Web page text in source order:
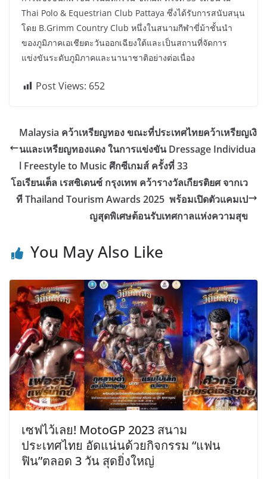
Thai Polo & Equestrian Club Pattaya ซึ่งได้รับการสนับสนุน
โดย B.Grimm Country Club หนึ่งในสนามกีฬาขี่ม้าชั้นนำ
ของภูมิภาคเอเชียตะวันออกเฉียงใต้และเป็นสถานที่จัดการ
แข่งขันระดับภูมิภาคและนานาชาติอย่างต่อเนื่อง
Post Views: 652
Malaysia คว้าเหรียญทอง ขณะที่ประเทศไทยคว้าเหรียญเงิ
นและเหรียญทองแดง ในการแข่งขัน Dressage Individua
l Freestyle to Music ศึกซีเกมส์ ครั้งที่ 33
โอเรียนเต็ล เรสซิเดนซ์ กรุงเทพ คว้ารางวัลเกียรติยศ จากเว
ที Thailand Tourism Awards 2025 พร้อมเปิดตัวแคมเป
ญสุดพิเศษต้อนรับเทศกาลแห่งความสุข
You May Also Like
เซฟไว้เลย! MotoGP 2023 สนาม
ประเทศไทย อัดแน่นด้วยกิจกรรม “แฟน
ฟิน”ตลอด 3 วัน สุดยิ่งใหญ่